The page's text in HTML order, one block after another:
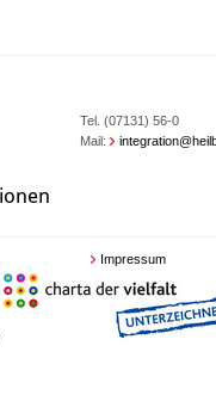
Tel. (07131) 56-0
Mail:
Impressum